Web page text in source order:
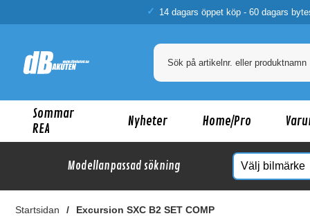
14 dagars öppet köp - 60 dagars
Sommar
REA
Nyheter Home/Pro
Modellanpassad sökning
Startsidan Excursion SXC B2 SET COMP